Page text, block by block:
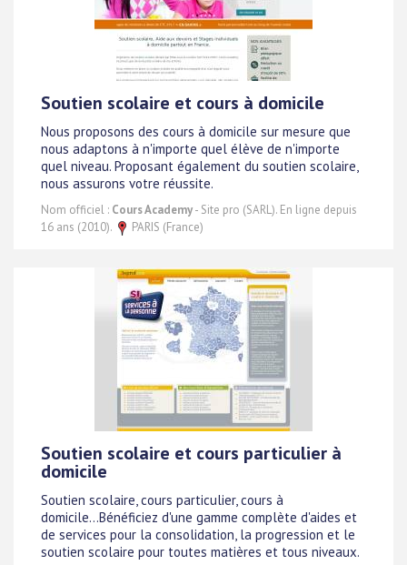
Soutien scolaire et cours à domicile
Nous proposons des cours à domicile sur mesure que
nous adaptons à n'importe quel élève de n'importe
quel niveau. Proposant également du soutien scolaire,
nous assurons votre réussite.
Nom officiel : Cours Academy- Site pro (SARL). En ligne depuis
16 ans (2010).
PARIS (France)
Soutien scolaire et cours particulier à
domicile
Soutien scolaire, cours particulier, cours à
domicile...Bénéficiez d'une gamme complète d'aides et
de services pour la consolidation, la progression et le
soutien scolaire pour toutes matières et tous niveaux.